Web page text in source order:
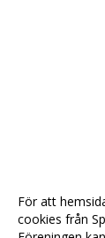
För att
cookies från